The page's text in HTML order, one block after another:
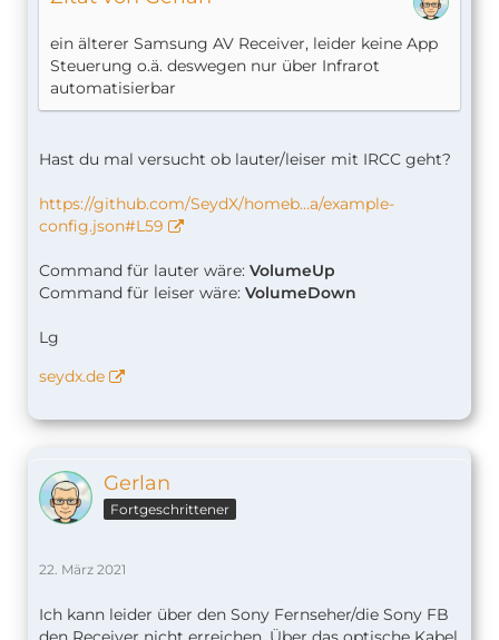
ein älterer Samsung AV Receiver, leider keine App
Steuerung o.ä. deswegen nur über Infrarot
automatisierbar
Hast du mal versucht ob lauter/leiser mit IRCC geht?
https://github.com/SeydX/homeb…a/example-
config.json#L59
Command für lauter wäre: VolumeUp
Command für leiser wäre: VolumeDown
Lg
seydx.de
Gerlan
Fortgeschrittener
22. März 2021
Ich kann leider über den Sony Fernseher/die Sony FB